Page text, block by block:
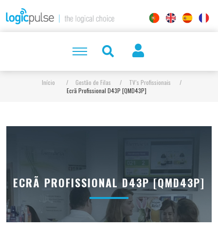
Início / Gestão de Filas / TV´s Profissionais
/
Ecrã Profissional D43P [QMD43P]
ECRÃ PROFISSIONAL D43P [QMD43P]